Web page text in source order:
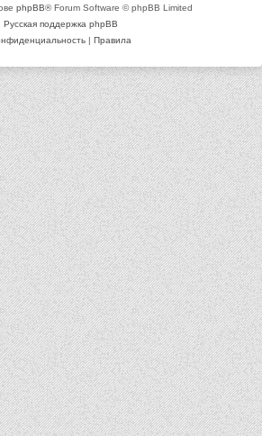
phpBB® Forum Software © phpBB Limited
Русская поддержка phpBB
| Правила